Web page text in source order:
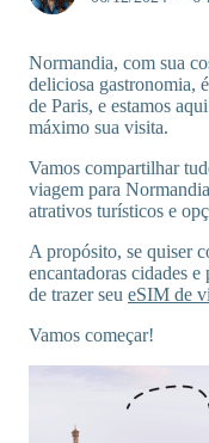
Normandia, com sua
deliciosa gastronomia,
de Paris, e estamos
máximo sua visita.
Vamos compartilhar
viagem para
atrativos turísticos e
A propósito, se quiser
encantadoras cidades
de trazer seu eSIM de
Vamos começar!